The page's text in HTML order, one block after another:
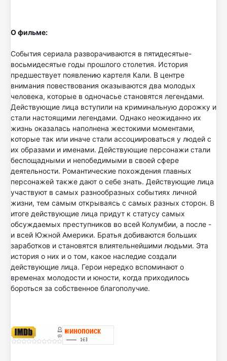
О фильме:
События сериала разворачиваются в пятидесятые-
восьмидесятые годы прошлого столетия. История
предшествует появлению картеля Кали. В центре
внимания повествования оказываются два молодых
человека, которые в одночасье становятся легендами.
Действующие лица вступили на криминальную дорожку и
стали настоящими легендами. Однако неожиданно их
жизнь оказалась наполнена жестокими моментами,
которые так или иначе стали ассоциироваться у людей с
их образами и именами. Действующие персонажи стали
беспощадными и непобедимыми в своей сфере
деятельности. Романтические похождения главных
персонажей также дают о себе знать. Действующие лица
участвуют в самых разнообразных событиях личной
жизни, тем самым открываясь с самых разных сторон. В
итоге действующие лица придут к статусу самых
обсуждаемых преступников во всей Колумбии, а после -
и всей Южной Америки. Братья добиваются больших
заработков и становятся влиятельнейшими людьми. Эта
история о них и о том, какое наследие создали
действующие лица. Герои нередко вспоминают о
временах молодости и юности, когда приходилось
бороться за собственное благополучие.